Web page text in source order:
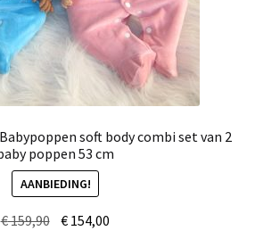
soft body combi set van 2
poppen 53 cm
AANBIEDING!
€159,90 Oorspronkelijke
€ 154,00